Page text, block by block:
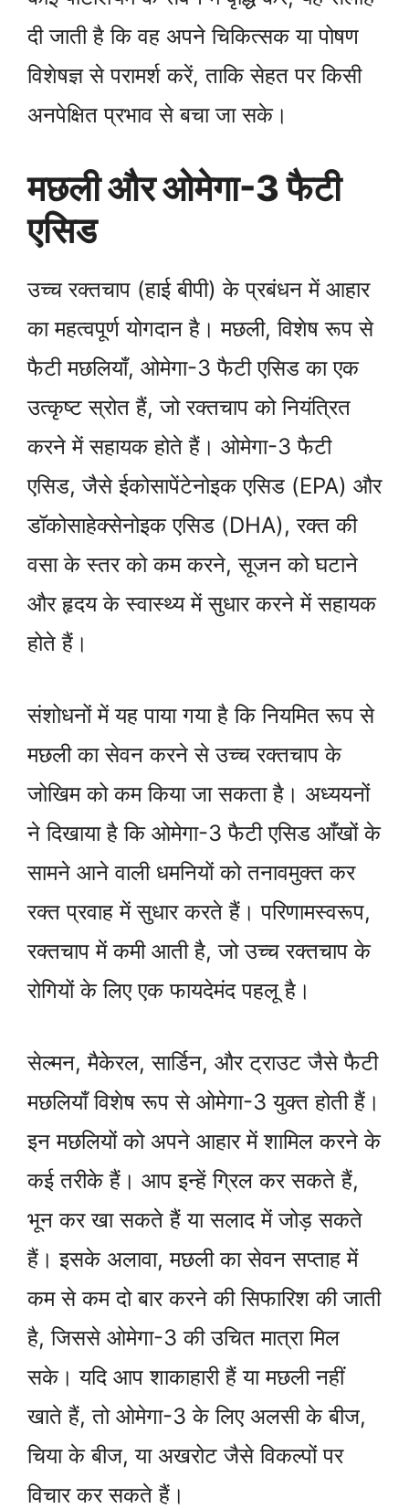
दी जाती है कि वह अपने चिकित्सक या पोषण
विशेषज्ञ से परामर्श करें, ताकि सेहत पर किसी
अनपेक्षित प्रभाव से बचा जा सके।
मछली और ओमेगा-3 फैटी
एसिड
उच्च रक्तचाप (हाई बीपी) के प्रबंधन में आहार
का महत्वपूर्ण योगदान है। मछली, विशेष रूप से
फैटी मछलियाँ, ओमेगा-3 फैटी एसिड का एक
उत्कृष्ट स्रोत हैं, जो रक्तचाप को नियंत्रित
करने में सहायक होते हैं। ओमेगा-3 फैटी
एसिड, जैसे ईकोसापेंटेनोइक एसिड (EPA) और
डॉकोसाहेक्सेनोइक एसिड (DHA), रक्त की
वसा के स्तर को कम करने, सूजन को घटाने
और हृदय के स्वास्थ्य में सुधार करने में सहायक
होते हैं।
संशोधनों में यह पाया गया है कि नियमित रूप से
मछली का सेवन करने से उच्च रक्तचाप के
जोखिम को कम किया जा सकता है। अध्ययनों
ने दिखाया है कि ओमेगा-3 फैटी एसिड आँखों के
सामने आने वाली धमनियों को तनावमुक्त कर
रक्त प्रवाह में सुधार करते हैं। परिणामस्वरूप,
रक्तचाप में कमी आती है, जो उच्च रक्तचाप के
रोगियों के लिए एक फायदेमंद पहलू है।
सेल्मन, मैकेरल, सार्डिन, और ट्राउट जैसे फैटी
मछलियाँ विशेष रूप से ओमेगा-3 युक्त होती हैं।
इन मछलियों को अपने आहार में शामिल करने के
कई तरीके हैं। आप इन्हें ग्रिल कर सकते हैं,
भून कर खा सकते हैं या सलाद में जोड़ सकते
हैं। इसके अलावा, मछली का सेवन सप्ताह में
कम से कम दो बार करने की सिफारिश की जाती
है, जिससे ओमेगा-3 की उचित मात्रा मिल
सके। यदि आप शाकाहारी हैं या मछली नहीं
खाते हैं, तो ओमेगा-3 के लिए अलसी के बीज,
चिया के बीज, या अखरोट जैसे विकल्पों पर
विचार कर सकते हैं।